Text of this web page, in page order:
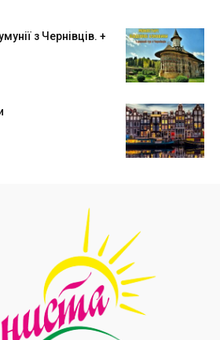
з Чернівців. +